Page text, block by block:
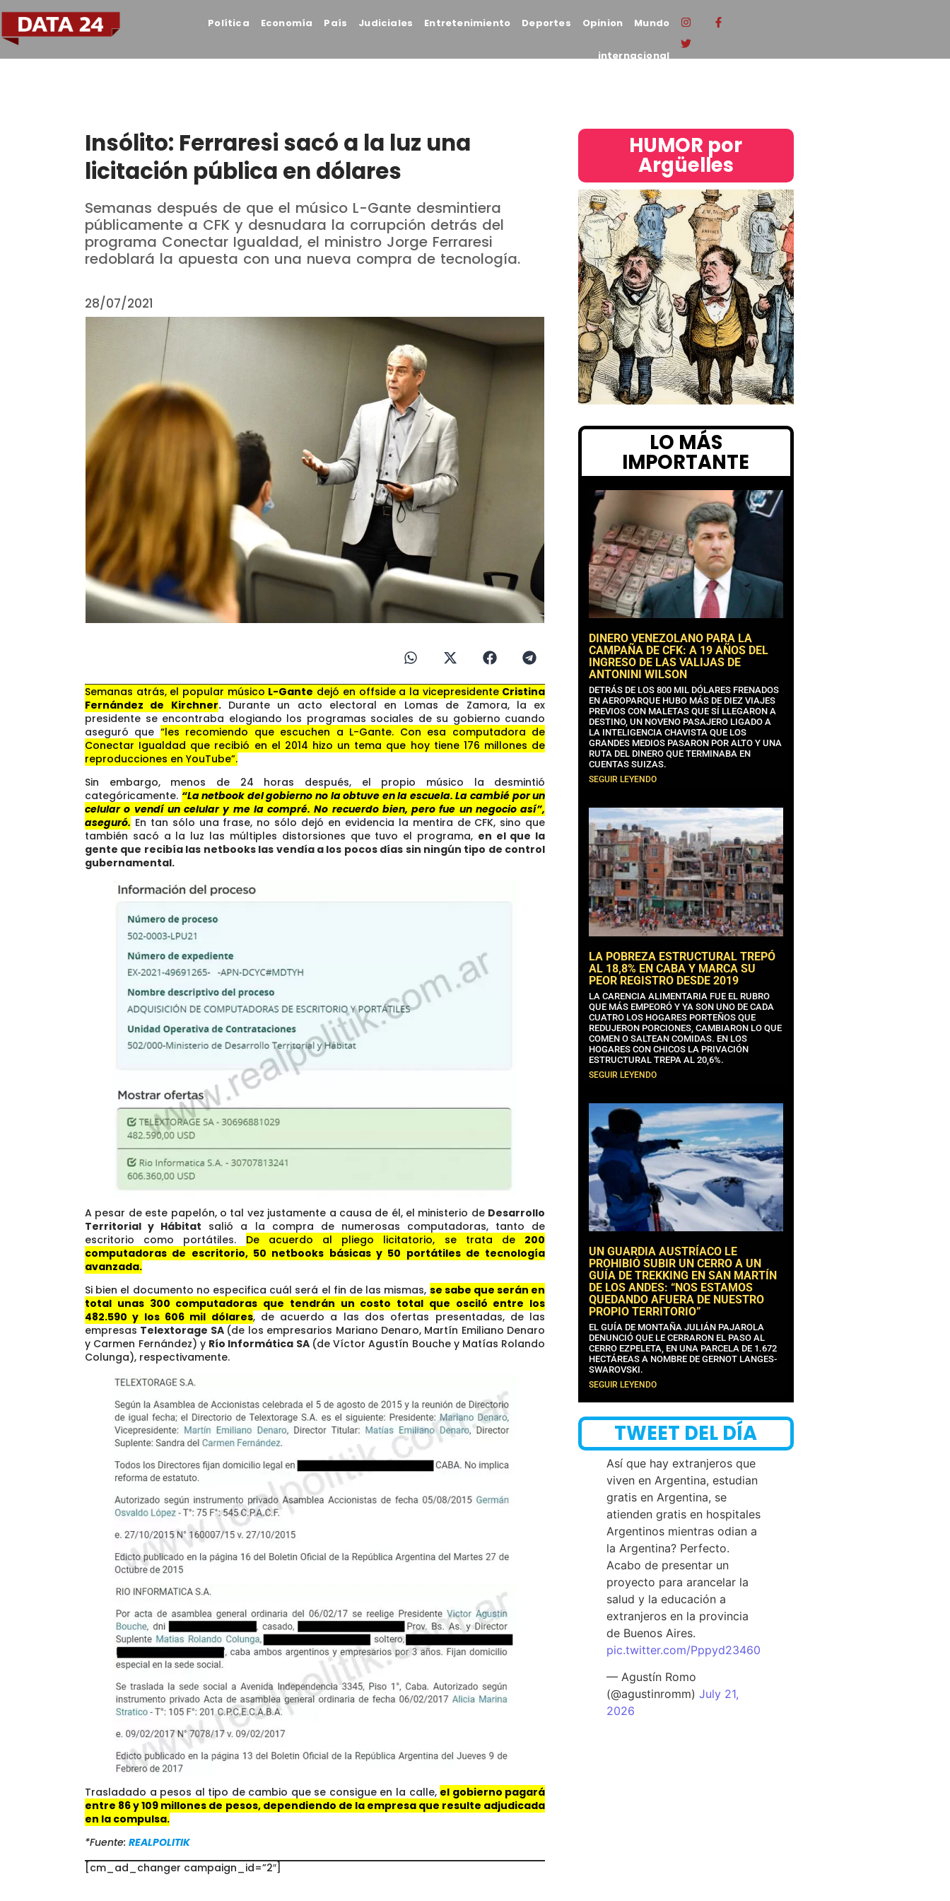
Política Economía País Judiciales Entretenimiento Deportes Opinion Mundo
internacional
Insólito: Ferraresi sacó a la luz una
licitación pública en dólares
Semanas después de que el músico L-Gante desmintiera
públicamente a CFK y desnudara la corrupción detrás del
programa Conectar Igualdad, el ministro Jorge Ferraresi
redoblará la apuesta con una nueva compra de tecnología.
28/07/2021
Semanas atrás, el popular músico L-Gante dejó en offside a la vicepresidente Cristina
Fernández de Kirchner.Durante un acto electoral en Lomas de Zamora, la ex
presidente se encontraba elogiando los programas sociales de su gobierno cuando
aseguró que “les recomiendo que escuchen a L-Gante. Con esa computadora de
Conectar Igualdad que recibió en el 2014 hizo un tema que hoy tiene 176 millones de
reproducciones en YouTube”.
Sin embargo, menos de 24 horas después, el propio músico la desmintió
categóricamente. “La netbook del gobierno no la obtuve en la escuela. La cambié por un
celular o vendí un celular y me la compré. No recuerdo bien, pero fue un negocio así”,
aseguró. En tan sólo una frase, no sólo dejó en evidencia la mentira de CFK, sino que
también sacó a la luz las múltiples distorsiones que tuvo el programa, en el que la
gente que recibía las netbooks las vendía a los pocos días sin ningún tipo de control
gubernamental.
A pesar de este papelón, o tal vez justamente a causa de él, el ministerio de Desarrollo
Territorial y Hábitat salió a la compra de numerosas computadoras, tanto de
escritorio como portátiles. De acuerdo al pliego licitatorio, se trata de 200
computadoras de escritorio, 50 netbooks básicas y 50 portátiles de tecnología
avanzada.
Si bien el documento no especifica cuál será el fin de las mismas, se sabe que serán en
total unas 300 computadoras que tendrán un costo total que osciló entre los
482.590 y los 606 mil dólares, de acuerdo a las dos ofertas presentadas, de las
empresas Telextorage SA (de los empresarios Mariano Denaro, Martín Emiliano Denaro
y Carmen Fernández) y Río Informática SA (de Víctor Agustín Bouche y Matías Rolando
Colunga), respectivamente.
Trasladado a pesos al tipo de cambio que se consigue en la calle, el gobierno pagará
entre 86 y 109 millones de pesos, dependiendo de la empresa que resulte adjudicada
en la compulsa.
*Fuente: REALPOLITIK
[cm_ad_changer campaign_id=”2″]
HUMOR por
Argüelles​
LO MÁS
IMPORTANTE
DINERO VENEZOLANO PARA LA
CAMPAÑA DE CFK: A 19 AÑOS DEL
INGRESO DE LAS VALIJAS DE
ANTONINI WILSON
DETRÁS DE LOS 800 MIL DÓLARES FRENADOS
EN AEROPARQUE HUBO MÁS DE DIEZ VIAJES
PREVIOS CON MALETAS QUE SÍ LLEGARON A
DESTINO, UN NOVENO PASAJERO LIGADO A
LA INTELIGENCIA CHAVISTA QUE LOS
GRANDES MEDIOS PASARON POR ALTO Y UNA
RUTA DEL DINERO QUE TERMINABA EN
CUENTAS SUIZAS.
SEGUIR LEYENDO
LA POBREZA ESTRUCTURAL TREPÓ
AL 18,8% EN CABA Y MARCA SU
PEOR REGISTRO DESDE 2019
LA CARENCIA ALIMENTARIA FUE EL RUBRO
QUE MÁS EMPEORÓ Y YA SON UNO DE CADA
CUATRO LOS HOGARES PORTEÑOS QUE
REDUJERON PORCIONES, CAMBIARON LO QUE
COMEN O SALTEAN COMIDAS. EN LOS
HOGARES CON CHICOS LA PRIVACIÓN
ESTRUCTURAL TREPA AL 20,6%.
SEGUIR LEYENDO
UN GUARDIA AUSTRÍACO LE
PROHIBIÓ SUBIR UN CERRO A UN
GUÍA DE TREKKING EN SAN MARTÍN
DE LOS ANDES: “NOS ESTAMOS
QUEDANDO AFUERA DE NUESTRO
PROPIO TERRITORIO”
EL GUÍA DE MONTAÑA JULIÁN PAJAROLA
DENUNCIÓ QUE LE CERRARON EL PASO AL
CERRO EZPELETA, EN UNA PARCELA DE 1.672
HECTÁREAS A NOMBRE DE GERNOT LANGES-
SWAROVSKI.
SEGUIR LEYENDO
TWEET DEL DÍA
Así que hay extranjeros que
viven en Argentina, estudian
gratis en Argentina, se
atienden gratis en hospitales
Argentinos mientras odian a
la Argentina? Perfecto.
Acabo de presentar un
proyecto para arancelar la
salud y la educación a
extranjeros en la provincia
de Buenos Aires.
pic.twitter.com/Pppyd23460
— Agustín Romo
(@agustinromm)July 21,
2026